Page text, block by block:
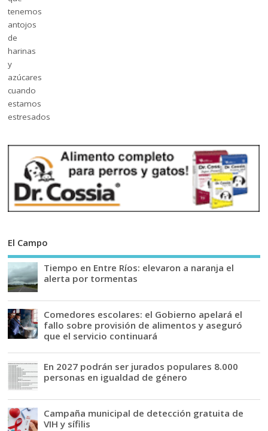
El Campo
Tiempo en Entre Ríos: elevaron a naranja el
alerta por tormentas
Comedores escolares: el Gobierno apelará el
fallo sobre provisión de alimentos y aseguró
que el servicio continuará
En 2027 podrán ser jurados populares 8.000
personas en igualdad de género
Campaña municipal de detección gratuita de
VIH y sífilis